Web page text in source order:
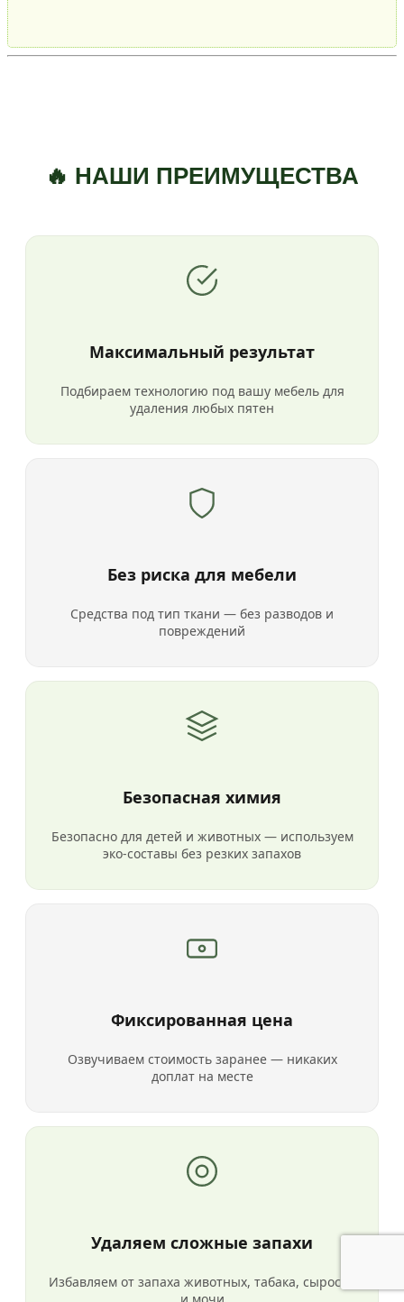
🔥 НАШИ ПРЕИМУЩЕСТВА
Максимальный результат
Подбираем технологию под вашу мебель для
удаления любых пятен
Без риска для мебели
Средства под тип ткани — без разводов и
повреждений
Безопасная химия
Безопасно для детей и животных — используем
эко-составы без резких запахов
Фиксированная цена
Озвучиваем стоимость заранее — никаких
доплат на месте
Удаляем сложные запахи
Избавляем от запаха животных, табака, сырости